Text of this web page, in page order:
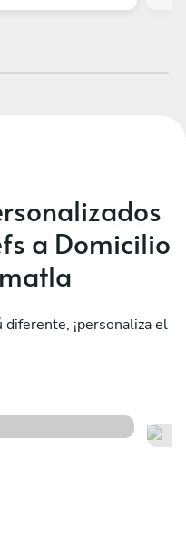
a Domicilio
diferente, ¡personaliza el